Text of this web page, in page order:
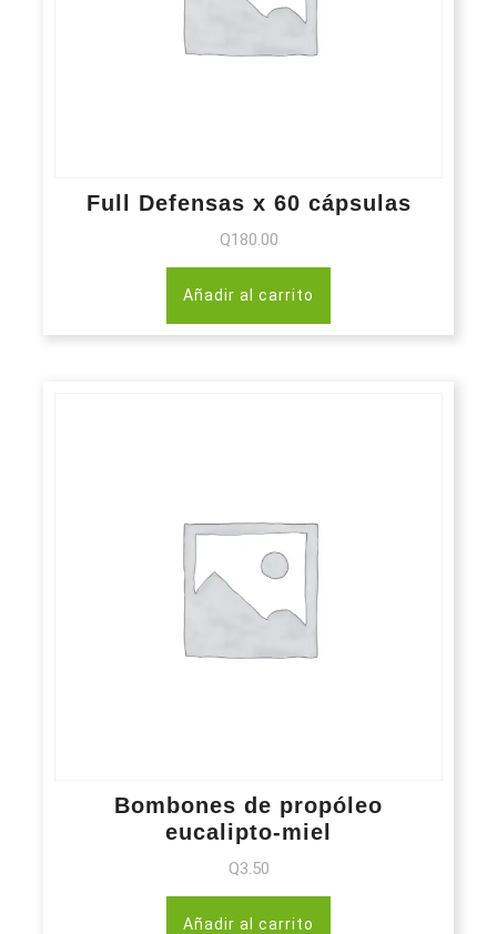
Full Defensas x 60 cápsulas
Q180.00
Añadir al carrito
Bombones de propóleo
eucalipto-miel
Q3.50
Añadir al carrito